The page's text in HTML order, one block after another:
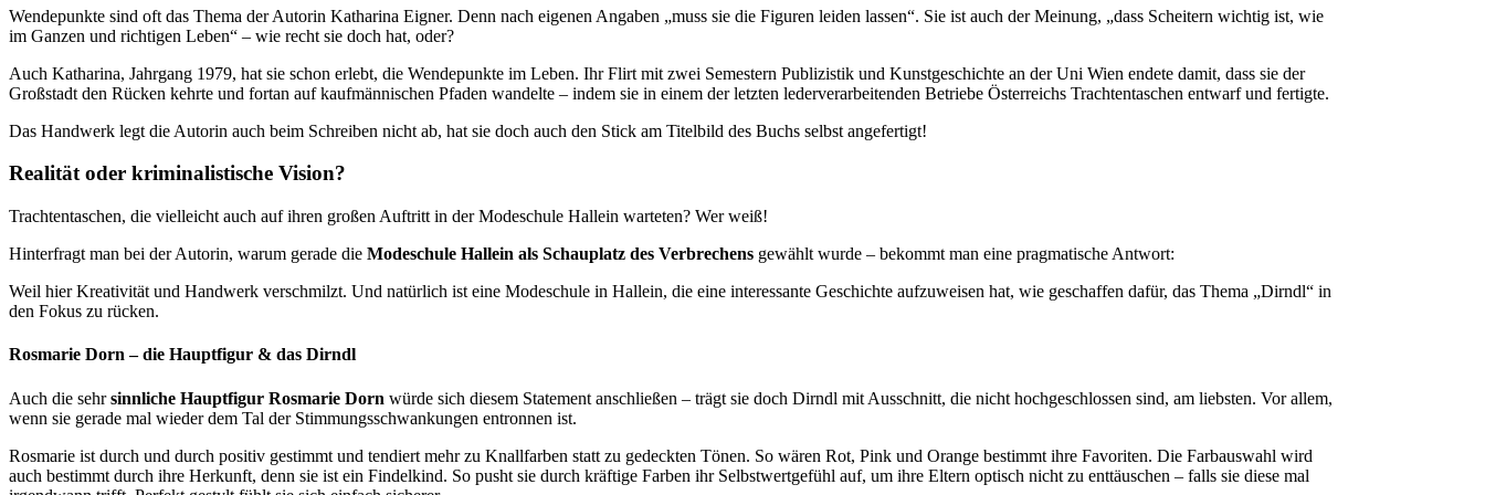
Wendepunkte sind oft das Thema der Autorin Katharina Eigner. Denn nach eigenen Angaben „muss sie die Figuren leiden lassen“. Sie ist auch der Meinung, „dass Scheitern wichtig ist, wie
im Ganzen und richtigen Leben“ – wie recht sie doch hat, oder?
Auch Katharina, Jahrgang 1979, hat sie schon erlebt, die Wendepunkte im Leben. Ihr Flirt mit zwei Semestern Publizistik und Kunstgeschichte an der Uni Wien endete damit, dass sie der
Großstadt den Rücken kehrte und fortan auf kaufmännischen Pfaden wandelte – indem sie in einem der letzten lederverarbeitenden Betriebe Österreichs Trachtentaschen entwarf und fertigte.
Das Handwerk legt die Autorin auch beim Schreiben nicht ab, hat sie doch auch den Stick am Titelbild des Buchs selbst angefertigt!
Realität oder kriminalistische Vision?
Trachtentaschen, die vielleicht auch auf ihren großen Auftritt in der Modeschule Hallein warteten? Wer weiß!
Hinterfragt man bei der Autorin, warum gerade die Modeschule Hallein als Schauplatz des Verbrechens gewählt wurde – bekommt man eine pragmatische Antwort:
Weil hier Kreativität und Handwerk verschmilzt. Und natürlich ist eine Modeschule in Hallein, die eine interessante Geschichte aufzuweisen hat, wie geschaffen dafür, das Thema „Dirndl“ in
den Fokus zu rücken.
Rosmarie Dorn – die Hauptfigur & das Dirndl
Auch die sehrsinnliche Hauptfigur Rosmarie Dorn würde sich diesem Statement anschließen – trägt sie doch Dirndl mit Ausschnitt, die nicht hochgeschlossen sind, am liebsten. Vor allem,
wenn sie gerade mal wieder dem Tal der Stimmungsschwankungen entronnen ist.
Rosmarie ist durch und durch positiv gestimmt und tendiert mehr zu Knallfarben statt zu gedeckten Tönen. So wären Rot, Pink und Orange bestimmt ihre Favoriten. Die Farbauswahl wird
auch bestimmt durch ihre Herkunft, denn sie ist ein Findelkind. So pusht sie durch kräftige Farben ihr Selbstwertgefühl auf, um ihre Eltern optisch nicht zu enttäuschen – falls sie diese mal